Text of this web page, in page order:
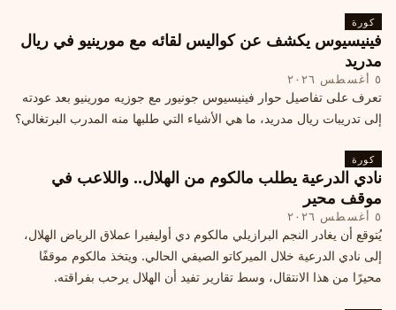
كورة
فينيسيوس يكشف عن كواليس لقائه مع مورينيو في ريال
مدريد
٥ أغسطس ٢٠٢٦
تعرف على تفاصيل حوار فينيسيوس جونيور مع جوزيه مورينيو بعد عودته
إلى تدريبات ريال مدريد، ما هي الأشياء التي طلبها منه المدرب البرتغالي؟
كورة
نادي الدرعية يطلب مالكوم من الهلال.. واللاعب في
موقف محير
٥ أغسطس ٢٠٢٦
يُتوقع أن يغادر النجم البرازيلي مالكوم دي أوليفيرا عملاق الرياض الهلال،
إلى نادي الدرعية خلال الميركاتو الصيفي الحالي. ويتخذ مالكوم موقفًا
محيرًا من هذا الانتقال، وسط تقارير تفيد أن الهلال يرحب بفراقته.